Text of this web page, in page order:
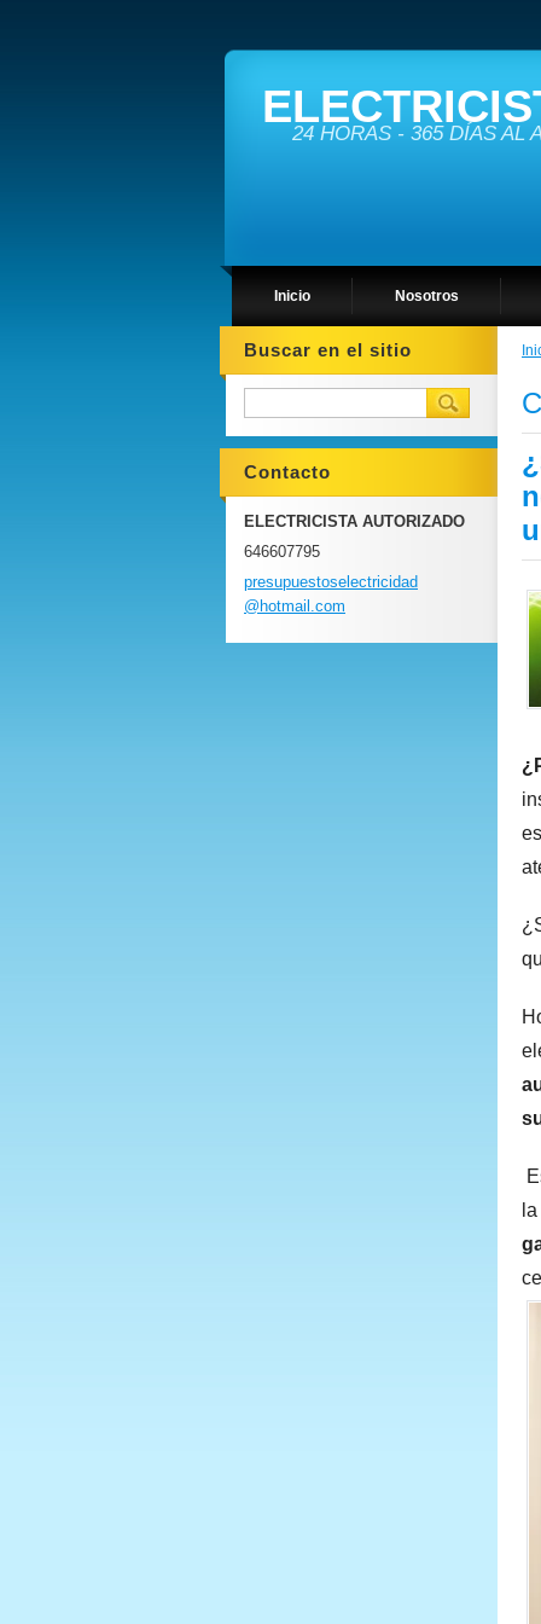
24 HORAS - 365 DÍAS AL
Inicio Nosotros
Buscar en el sitio
Contacto
ELECTRICISTA AUTORIZADO
646607795
presupuestoselectricidad
@hotmail .com